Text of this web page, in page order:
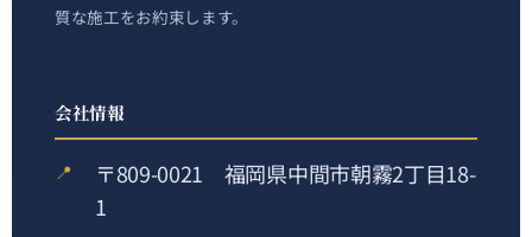
質な施工をお約束します。
会社情報
📍
〒809-0021 福岡県中間市朝霧2丁目18-
1